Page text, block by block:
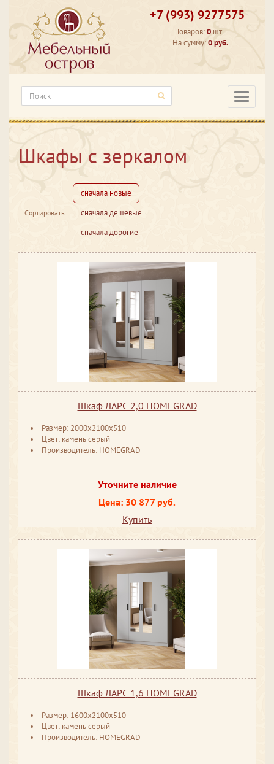
+7 (993) 9277575
Товаров:0 шт.
На сумму:0 руб.
Шкафы с зеркалом
Сортировать:
сначала новые
сначала дешевые
сначала дорогие
Шкаф ЛАРС 2,0 HOMEGRAD
Размер: 2000х2100х510
Цвет: камень серый
Производитель: HOMEGRAD
Уточните наличие
Цена: 30 877 руб.
Купить
Шкаф ЛАРС 1,6 HOMEGRAD
Размер: 1600х2100х510
Цвет: камень серый
Производитель: HOMEGRAD